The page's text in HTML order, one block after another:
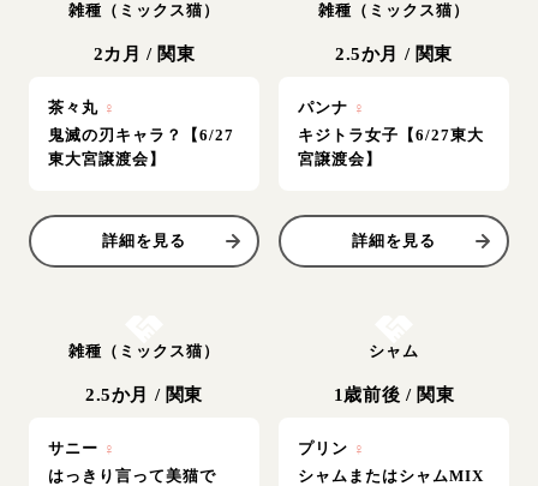
雑種（ミックス猫）
2カ月 / 関東
茶々丸 ♀
鬼滅の刃キャラ？【6/27
東大宮譲渡会】
詳細を見る
雑種（ミックス猫）
2.5か月 / 関東
パンナ ♀
キジトラ女子【6/27東大
宮譲渡会】
詳細を見る
雑種（ミックス猫）
2.5か月 / 関東
サニー ♀
はっきり言って美猫で
シャム
1歳前後 / 関東
プリン ♀
シャムまたはシャムMIX